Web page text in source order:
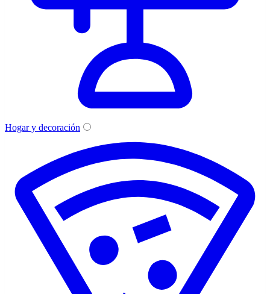
Hogar y decoración